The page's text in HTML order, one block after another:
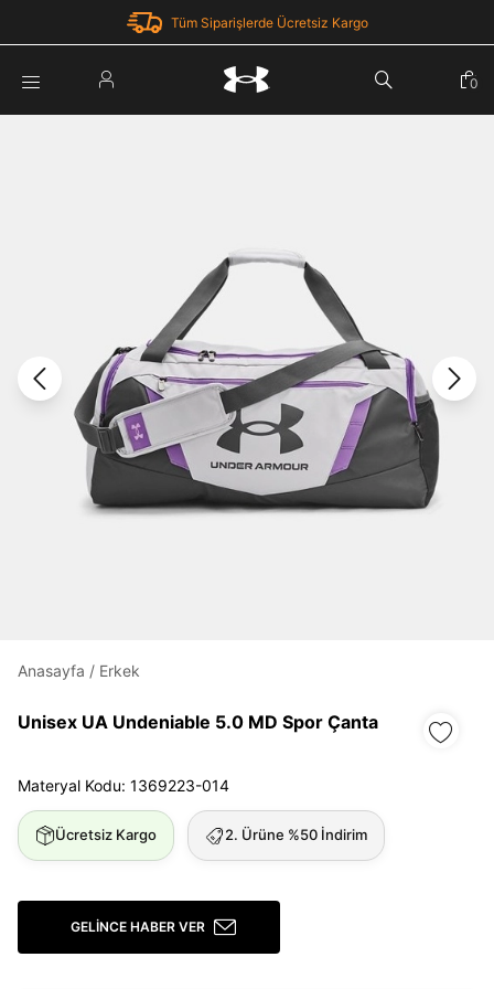
Tüm Siparişlerde Ücretsiz Kargo
Şifremi Unuttum
Giriş Yap
Under Armour'da yeni misiniz? Kayıt Ol
Üye Olmadan Devam Et
0
Anasayfa / Erkek
Unisex UA Undeniable 5.0 MD Spor Çanta
Materyal Kodu: 1369223-014
Ücretsiz Kargo 2. Ürüne %50 İndirim
GELINCE HABER VER
Parola Yenileme
Parolayı Yenile
Giriş Sayfasına Dön
Zaten hesabın var mı? Giriş yap
E-posta
Şifre
göster
Beni Hatırla